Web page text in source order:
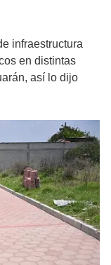
infraestructura
en distintas
así lo dijo